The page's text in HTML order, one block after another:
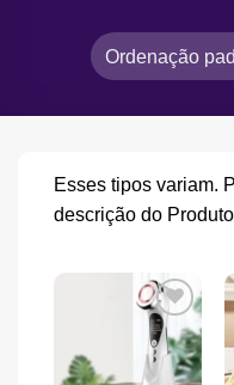
Esses tipos variam.
descrição do Produto